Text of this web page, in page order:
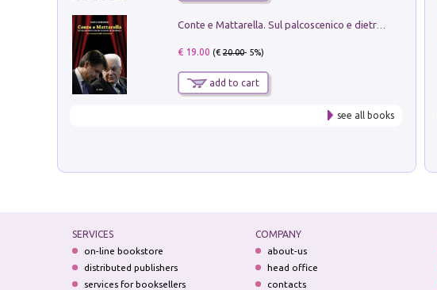
Conte e Mattarella. Sul palcoscenico e dietro le quinte del Quirinale. Un racconto sulle istituzioni
€ 19.00 (€20.00- 5%)
add to cart
see all books
SERVICES
on-line bookstore
distributed publishers
services for booksellers
COMPANY
about-us
head office
contacts